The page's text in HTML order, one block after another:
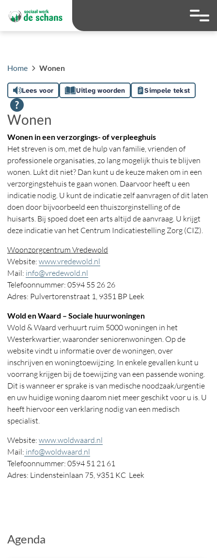
Hoog contrast
Ga naar
Home Wonen
Lees voor Uitleg woorden Simpele tekst
Wonen
Wonen in een verzorgings- of verpleeghuis
Het streven is om, met de hulp van familie, vrienden of
professionele organisaties, zo lang mogelijk thuis te blijven
wonen. Lukt dit niet? Dan kunt u de keuze maken om in een
verzorgingstehuis te gaan wonen. Daarvoor heeft u een
indicatie nodig. U kunt de indicatie zelf aanvragen of dit laten
doen door bijvoorbeeld een thuiszorginstelling of de
huisarts. Bij spoed doet een arts altijd de aanvraag. U krijgt
deze indicatie van het Centrum Indicatiestelling Zorg (CIZ).
Woonzorgcentrum Vredewold
Website: www.vredewold.nl
Mail: info@vredewold.nl
Telefoonnummer: 0594 55 26 26
Adres: Pulvertorenstraat 1, 9351 BP Leek
Wold en Waard – Sociale huurwoningen
Wold & Waard verhuurt ruim 5000 woningen in het
Westerkwartier, waaronder seniorenwoningen. Op de
website vindt u informatie over de woningen, over
inschrijven en woningtoewijzing. In enkele gevallen kunt u
voorrang krijgen bij de toewijzing van een passende woning.
Dit is wanneer er sprake is van medische noodzaak/urgentie
en uw huidige woning daarom niet meer geschikt voor u is. U
heeft hiervoor een verklaring nodig van een medisch
specialist.
Website: www.woldwaard.nl
Mail: info@woldwaard.nl
Telefoonnummer: 0594 51 21 61
Adres: Lindensteinlaan 75, 9351 KC Leek
Agenda